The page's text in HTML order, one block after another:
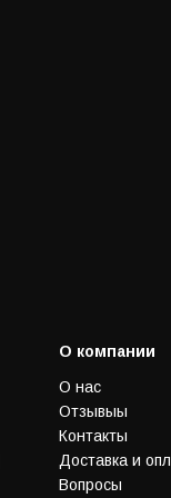
О компании
О нас
Отзывыы
Контакты
Доставка и
Вопросы